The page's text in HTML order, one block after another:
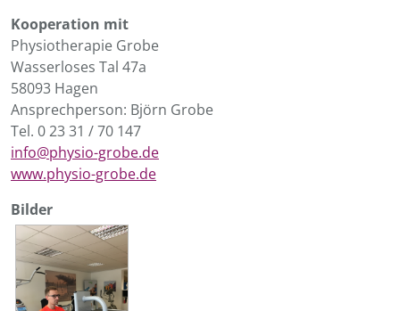
Kooperation mit
Physiotherapie Grobe
Wasserloses Tal 47a
58093 Hagen
Ansprechperson: Björn Grobe
Tel. 0 23 31 / 70 147
info@physio-grobe.de
www.physio-grobe.de
Bilder